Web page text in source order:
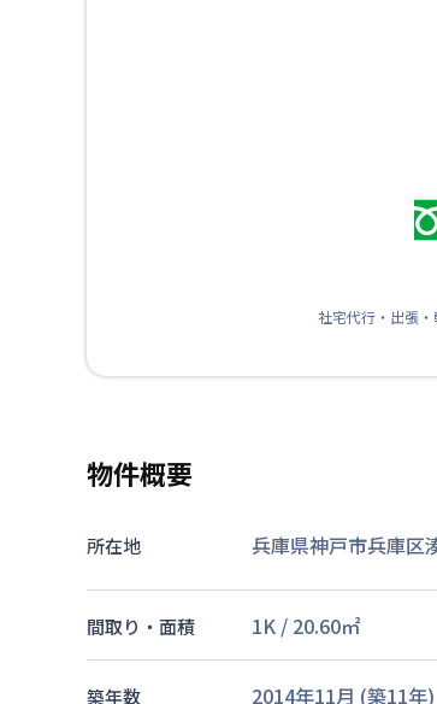
社宅代行・出張
物件概要
所在地 兵庫県神戸市兵庫区
間取り・面積 1K / 20.60㎡
築年数 2014年11月 (築11年)